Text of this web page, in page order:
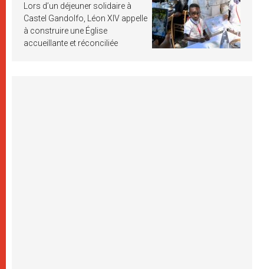
Lors d’un déjeuner solidaire à
Castel Gandolfo, Léon XIV appelle
à construire une Église
accueillante et réconciliée